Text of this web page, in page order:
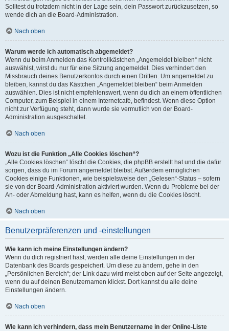
Solltest du trotzdem nicht in der Lage sein, dein Passwort zurückzusetzen, so
wende dich an die Board-Administration.
Nach oben
Warum werde ich automatisch abgemeldet?
Wenn du beim Anmelden das Kontrollkästchen „Angemeldet bleiben“ nicht
auswählst, wirst du nur für eine Sitzung angemeldet. Dies verhindert den
Missbrauch deines Benutzerkontos durch einen Dritten. Um angemeldet zu
bleiben, kannst du das Kästchen „Angemeldet bleiben“ beim Anmelden
auswählen. Dies ist nicht empfehlenswert, wenn du dich an einem öffentlichen
Computer, zum Beispiel in einem Internetcafé, befindest. Wenn diese Option
nicht zur Verfügung steht, dann wurde sie vermutlich von der Board-
Administration ausgeschaltet.
Nach oben
Wozu ist die Funktion „Alle Cookies löschen“?
„Alle Cookies löschen“ löscht die Cookies, die phpBB erstellt hat und die dafür
sorgen, dass du im Forum angemeldet bleibst. Außerdem ermöglichen
Cookies einige Funktionen, wie beispielsweise den „Gelesen“-Status – sofern
sie von der Board-Administration aktiviert wurden. Wenn du Probleme bei der
An- oder Abmeldung hast, kann es helfen, wenn du die Cookies löscht.
Nach oben
Benutzerpräferenzen und -einstellungen
Wie kann ich meine Einstellungen ändern?
Wenn du dich registriert hast, werden alle deine Einstellungen in der
Datenbank des Boards gespeichert. Um diese zu ändern, gehe in den
„Persönlichen Bereich“; der Link dazu wird meist oben auf der Seite angezeigt,
wenn du auf deinen Benutzernamen klickst. Dort kannst du alle deine
Einstellungen ändern.
Nach oben
Wie kann ich verhindern, dass mein Benutzername in der Online-Liste